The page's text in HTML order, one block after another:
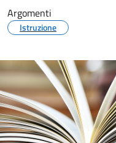
Argomenti
Istruzione